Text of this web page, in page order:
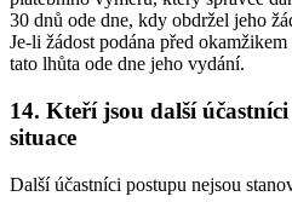
30 dnů ode dne, kdy obdržel jeho
Je-li žádost podána před
tato lhůta ode dne jeho vydání.
14. Kteří jsou další
situace
Další účastníci postupu nejsou